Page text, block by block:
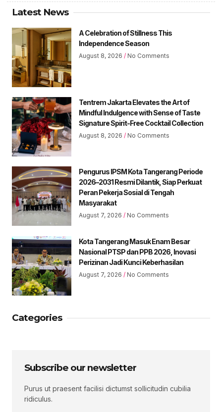
Latest News
A Celebration of Stillness This
Independence Season
August 8, 2026 No Comments
Tentrem Jakarta Elevates the Art of
Mindful Indulgence with Sense of Taste
Signature Spirit-Free Cocktail Collection
August 8, 2026 No Comments
Pengurus IPSM Kota Tangerang Periode
2026–2031 Resmi Dilantik, Siap Perkuat
Peran Pekerja Sosial di Tengah
Masyarakat
August 7, 2026 No Comments
Kota Tangerang Masuk Enam Besar
Nasional PTSP dan PPB 2026, Inovasi
Perizinan Jadi Kunci Keberhasilan
August 7, 2026 No Comments
Categories
Subscribe our newsletter
Purus ut praesent facilisi dictumst sollicitudin cubilia
ridiculus.